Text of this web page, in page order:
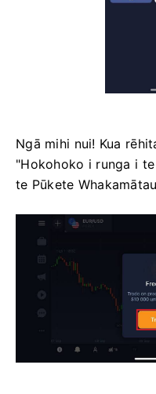
Ngā mihi nui! Kua
"Hokohoko i runga i
te Pūkete